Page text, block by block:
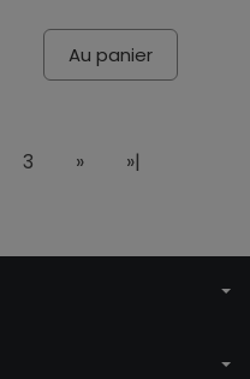
Au panier
3 » »|